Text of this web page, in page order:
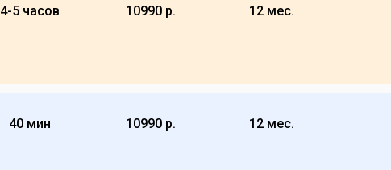
4-5 часов 10990 р. 12 мес.
40 мин 10990 р. 12 мес.